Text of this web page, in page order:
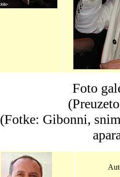
Foto
(Fotke: Gibonni,